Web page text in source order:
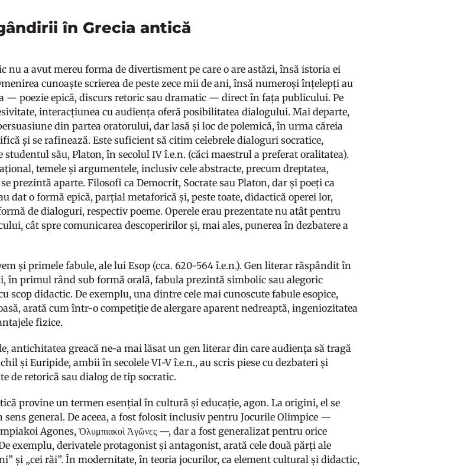
în Grecia antică
nu a avut mereu forma de divertisment pe care o are astăzi, însă istoria ei
cunoaște scrierea de peste zece mii de ani, însă numeroși înțelepți au
— poezie epică, discurs retoric sau dramatic — direct în fața publicului. Pe
interacțiunea cu audiența oferă posibilitatea dialogului. Mai departe,
din partea oratorului, dar lasă și loc de polemică, în urma căreia
și se rafinează. Este suficient să citim celebrele dialoguri socratice,
studentul său, Platon, în secolul IV î.e.n. (căci maestrul a preferat oralitatea).
temele și argumentele, inclusiv cele abstracte, precum dreptatea,
prezintă aparte. Filosofi ca Democrit, Socrate sau Platon, dar și poeți ca
dat o formă epică, parțial metaforică și, peste toate, didactică operei lor,
de dialoguri, respectiv poeme. Operele erau prezentate nu atât pentru
cât spre comunicarea descoperirilor și, mai ales, punerea în dezbatere a
și primele fabule, ale lui Esop (cca. 620-564 î.e.n.). Gen literar răspândit în
în primul rând sub formă orală, fabula prezintă simbolic sau alegoric
scop didactic. De exemplu, una dintre cele mai cunoscute fabule esopice,
arată cum într-o competiție de alergare aparent nedreaptă, ingeniozitatea
fizice.
antichitatea greacă ne-a mai lăsat un gen literar din care audiența să tragă
și Euripide, ambii în secolele VI-V î.e.n., au scris piese cu dezbateri și
de retorică sau dialog de tip socratic.
provine un termen esențial în cultură și educație, agon. La origini, el se
general. De aceea, a fost folosit inclusiv pentru Jocurile Olimpice —
Agones, Ὀλυμπιακοὶ Ἀγῶνες —, dar a fost generalizat pentru orice
exemplu, derivatele protagonist și antagonist, arată cele două părți ale
și „cei răi”. În modernitate, în teoria jocurilor, ca element cultural și didactic,